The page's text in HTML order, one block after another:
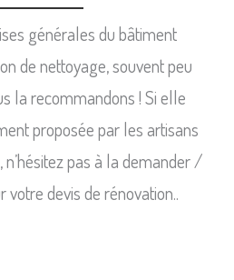
générales du bâtiment
de nettoyage, souvent peu
la recommandons ! Si elle
proposée par les artisans
pas à la demander /
devis de rénovation..